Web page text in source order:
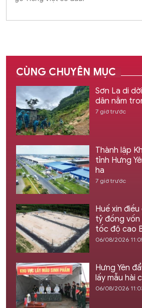
CÙNG CHUYÊN MỤC
Sơn La di
dân nằm
7 giờ trước
Thành lập
tỉnh Hưng
ha
7 giờ trước
Huế xin
tỷ đồng
tốc độ cao
06/08/2026
Hưng Yên
lấy mẫu hài
06/08/2026